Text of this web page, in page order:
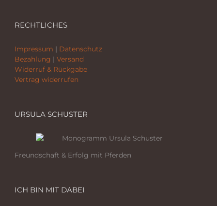
RECHTLICHES
Impressum | Datenschutz
Bezahlung | Versand
Widerruf & Rückgabe
Vertrag widerrufen
URSULA SCHUSTER
Freundschaft & Erfolg mit Pferden
ICH BIN MIT DABEI